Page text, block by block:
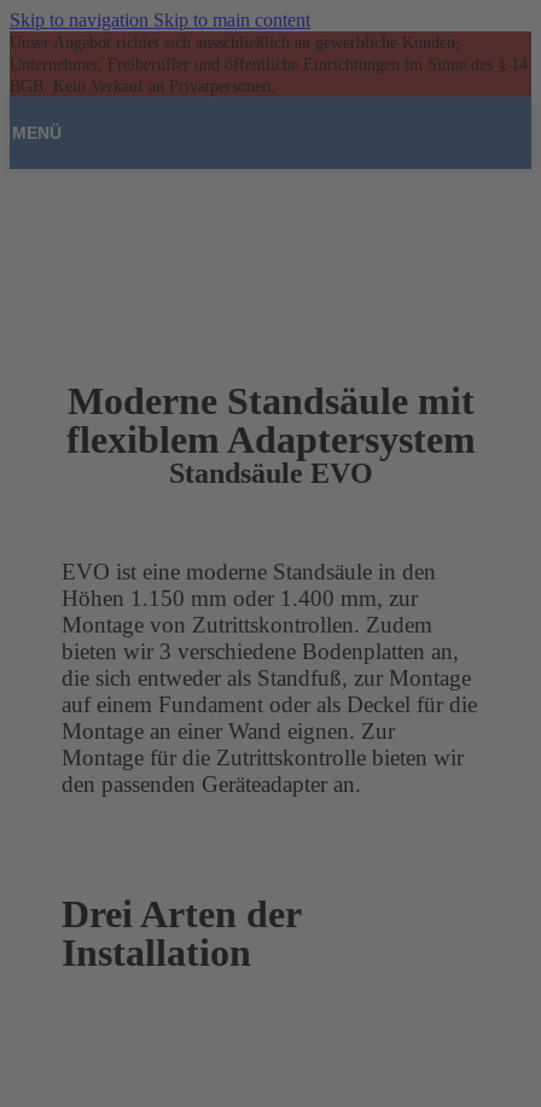
Skip to navigation Skip to main content
Unser Angebot richtet sich ausschließlich an gewerbliche Kunden,
Unternehmer, Freiberufler und öffentliche Einrichtungen im Sinne des § 14
BGB. Kein Verkauf an Privatpersonen.
MENÜ
Moderne Standsäule mit
flexiblem Adaptersystem
Standsäule EVO
EVO ist eine moderne Standsäule in den
Höhen 1.150 mm oder 1.400 mm, zur
Montage von Zutrittskontrollen. Zudem
bieten wir 3 verschiedene Bodenplatten an,
die sich entweder als Standfuß, zur Montage
auf einem Fundament oder als Deckel für die
Montage an einer Wand eignen. Zur
Montage für die Zutrittskontrolle bieten wir
den passenden Geräteadapter an.
Drei Arten der
Installation